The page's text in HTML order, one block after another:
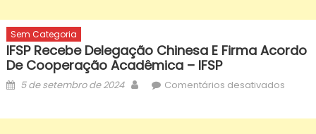
Sem Categoria
IFSP Recebe Delegação Chinesa E Firma Acordo
De Cooperação Acadêmica – IFSP
Posted
5 de setembro de 2024 AuthorComentários desativadosem